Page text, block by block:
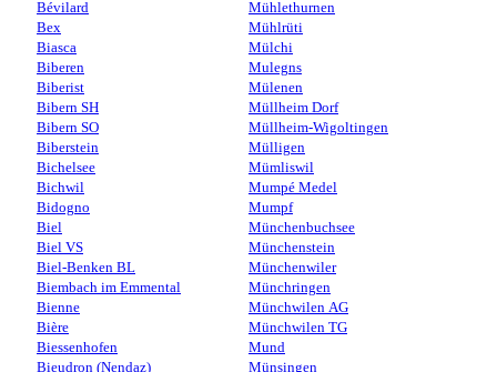
Bévilard
Bex
Biasca
Biberen
Biberist
Bibern SH
Bibern SO
Biberstein
Bichelsee
Bichwil
Bidogno
Biel
Biel VS
Biel-Benken BL
Biembach im Emmental
Bienne
Bière
Biessenhofen
Bieudron (Nendaz)
Mühlethurnen
Mühlrüti
Mülchi
Mulegns
Mülenen
Müllheim Dorf
Müllheim-Wigoltingen
Mülligen
Mümliswil
Mumpé Medel
Mumpf
Münchenbuchsee
Münchenstein
Münchenwiler
Münchringen
Münchwilen AG
Münchwilen TG
Mund
Münsingen